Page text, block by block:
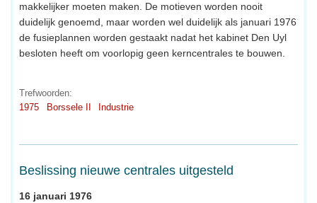
makkelijker moeten maken. De motieven worden nooit
duidelijk genoemd, maar worden wel duidelijk als januari 1976
de fusieplannen worden gestaakt nadat het kabinet Den Uyl
besloten heeft om voorlopig geen kerncentrales te bouwen.
Trefwoorden:
1975
Borssele II Industrie
Beslissing nieuwe centrales uitgesteld
16 januari 1976